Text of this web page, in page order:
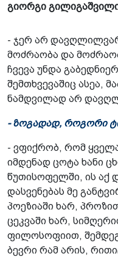
გიორგი
- ჯერ არ დავღლილვარ
მოძრაობა და
ჩვევა უნდა
შემთხვევაშიც ასეა,
ნამდვილად არ
- ზოგადად, როგორი
- ვფიქრობ, რომ
იმდენად ცოტა ხანი
წუთისოფელში, ის აქ
დასვენებას მე
პოეზიაში ხარ,
ცეკვაში ხარ,
ფილოსოფიით,
ბევრი რამ არის,